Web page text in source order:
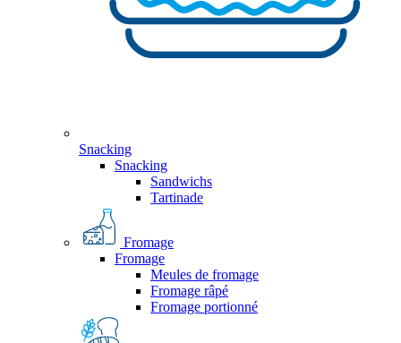
Snacking
Snacking
Sandwichs
Tartinade
Fromage
Fromage
Meules de fromage
Fromage râpé
Fromage portionné